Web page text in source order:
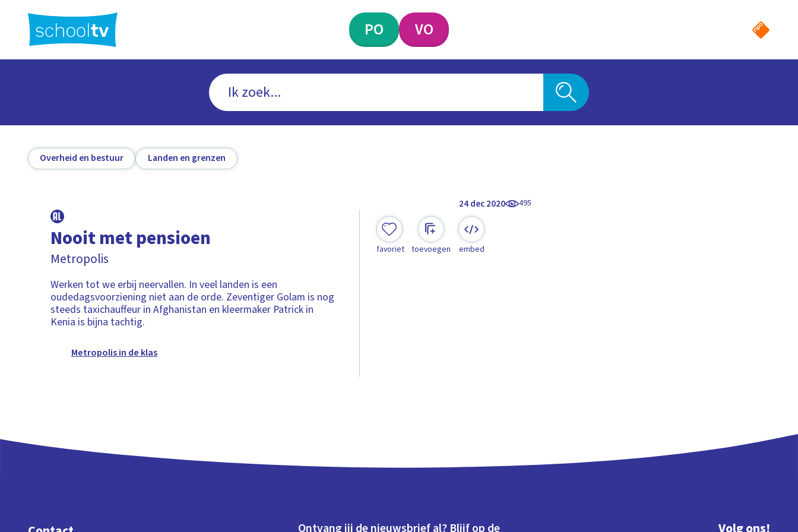
hoofdinhoud
PO VO
Overheid en bestuur Landen en grenzen
24 dec 2020 495
Nooit met pensioen
Metropolis
Werken tot we erbij neervallen. In veel landen is een
oudedagsvoorziening niet aan de orde. Zeventiger Golam is nog
steeds taxichauffeur in Afghanistan en kleermaker Patrick in
Kenia is bijna tachtig.
Metropolis in de klas
favoriet toevoegen embed
Ontvang jij de nieuwsbrief al? Blijf op de